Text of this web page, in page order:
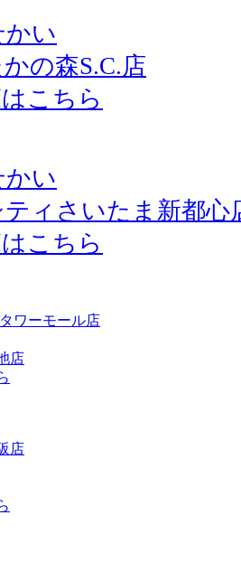
い
の森S.C.店
こちら
い
ィさいたま新都心
こちら
ワーモール店
店
店